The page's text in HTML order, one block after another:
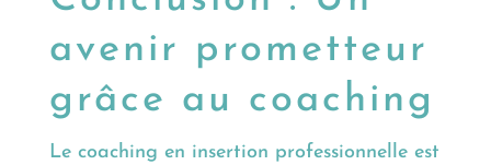
avenir prometteur
grâce au coaching
Le coaching en insertion professionnelle est